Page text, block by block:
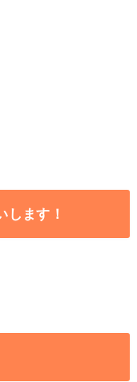
します！